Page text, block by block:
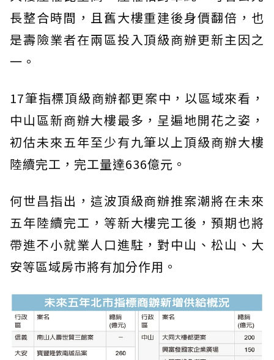
長整合時間，且舊大樓重建後身價翻倍，也
是壽險業者在兩區投入頂級商辦更新主因之
一。
17筆指標頂級商辦都更案中，以區域來看，
中山區新商辦大樓最多，呈遍地開花之姿，
初估未來五年至少有九筆以上頂級商辦大樓
陸續完工，完工量達636億元。
何世昌指出，這波頂級商辦推案潮將在未來
五年陸續完工，等新大樓完工後，預期也將
帶進不小就業人口進駐，對中山、松山、大
安等區域房市將有加分作用。